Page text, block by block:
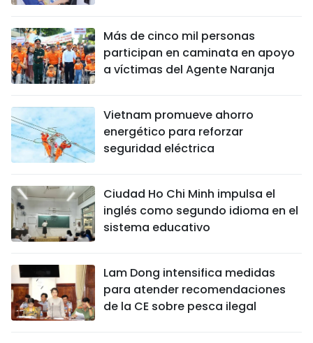
Más de cinco mil personas
participan en caminata en apoyo
a víctimas del Agente Naranja
Vietnam promueve ahorro
energético para reforzar
seguridad eléctrica
Ciudad Ho Chi Minh impulsa el
inglés como segundo idioma en el
sistema educativo
Lam Dong intensifica medidas
para atender recomendaciones
de la CE sobre pesca ilegal